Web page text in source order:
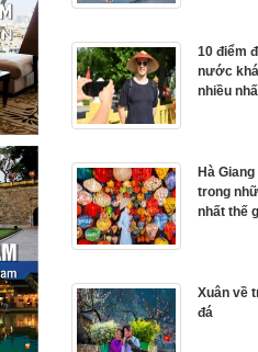
10 điểm
nước
nhiều
Hà
trong
nhất thế
Xuân về
đá